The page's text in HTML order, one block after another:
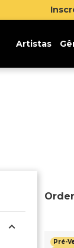
Artistas
Pré-